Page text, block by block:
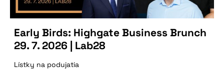
Early Birds: Highgate Business Brunch
29. 7. 2026 | Lab28
Lístky na podujatia